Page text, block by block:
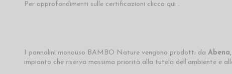
Per approfondimenti sulle certificazioni clicca qui .
I pannolini monouso BAMBO Nature vengono prodotti da Abena,
impianto che riserva massima priorità alla tutela dell’ambiente e